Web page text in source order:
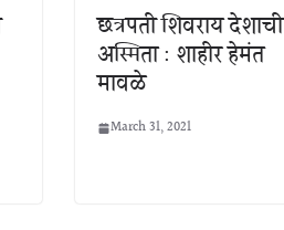
छत्रपती शिवराय देशाची
अस्मिता : शाहीर हेमंत
मावळे
March 31, 2021